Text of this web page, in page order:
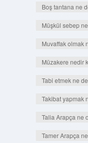
Boş tantana ne
Müşkül sebep
Muvaffak olmak
Müzakere nedir
Tabi etmek ne
Takibat yapmak
Talia Arapça ne
Tamer Arapça